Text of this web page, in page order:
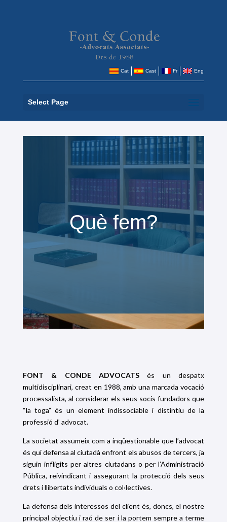
Cat Cast Fr Eng
Select Page
Què fem?
FONT & CONDE ADVOCATS és un despatx
multidisciplinari, creat en 1988, amb una marcada vocació
processalista, al considerar els seus socis fundadors que
“la toga” és un element indissociable i distintiu de la
professió d’ advocat.
La societat assumeix com a inqüestionable que l’advocat
és qui defensa al ciutadà enfront els abusos de tercers, ja
siguin infligits per altres ciutadans o per l’Administració
Pública, reivindicant i assegurant la protecció dels seus
drets i llibertats individuals o col·lectives.
La defensa dels interessos del client és, doncs, el nostre
principal objectiu i raó de ser i la portem sempre a terme